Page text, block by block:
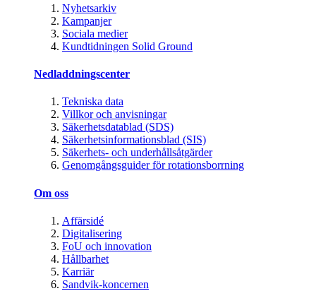
Nyhetsarkiv
Kampanjer
Sociala medier
Kundtidningen Solid Ground
Nedladdningscenter
Tekniska data
Villkor och anvisningar
Säkerhetsdatablad (SDS)
Säkerhetsinformationsblad (SIS)
Säkerhets- och underhållsåtgärder
Genomgångsguider för rotationsborrning
Om oss
Affärsidé
Digitalisering
FoU och innovation
Hållbarhet
Karriär
Sandvik-koncernen